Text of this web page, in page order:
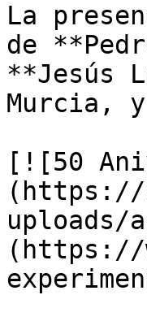
La
de
**Jesús
Murcia,
[![50
(https://
uploads/
(https://